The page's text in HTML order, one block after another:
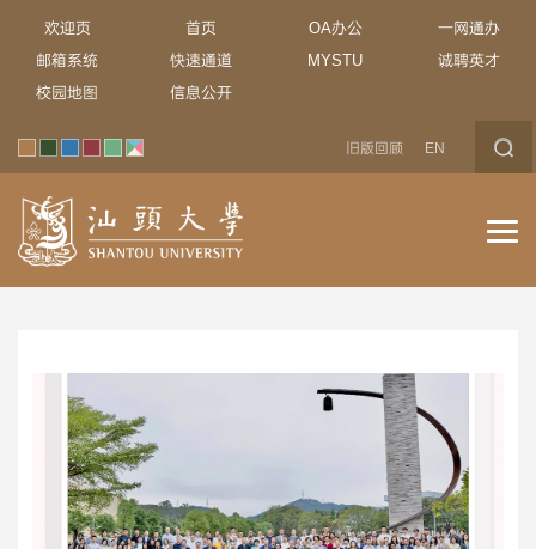
欢迎页 首页 OA办公
一网通办
邮箱系统
快速通道 MYSTU
诚聘英才
校园地图
信息公开
旧版回顾 EN